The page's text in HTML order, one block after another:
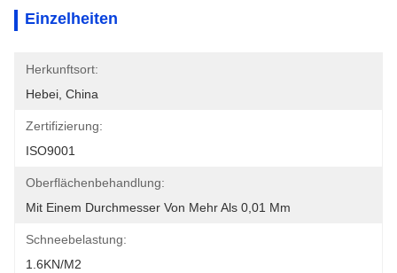
Einzelheiten
Herkunftsort:
Hebei, China
Zertifizierung:
ISO9001
Oberflächenbehandlung:
Mit Einem Durchmesser Von Mehr Als 0,01 Mm
Schneebelastung:
1.6KN/M2